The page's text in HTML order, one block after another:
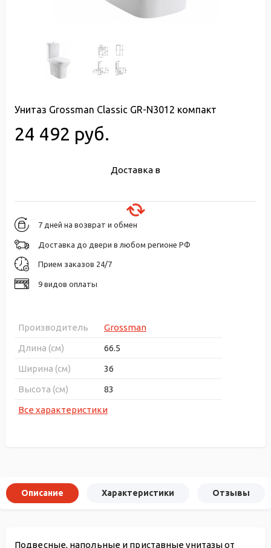
Унитаз Grossman Classic GR-N3012 компакт
24 492 руб.
Доставка в
7 дней на возврат и обмен
Доставка до двери в любом регионе РФ
Прием заказов 24/7
9 видов оплаты
Производитель
Grossman
Длина (см)
66.5
Ширина (см)
36
Высота (см)
83
Все характеристики
Описание Характеристики Отзывы
Подвесные, напольные и приставные унитазы от